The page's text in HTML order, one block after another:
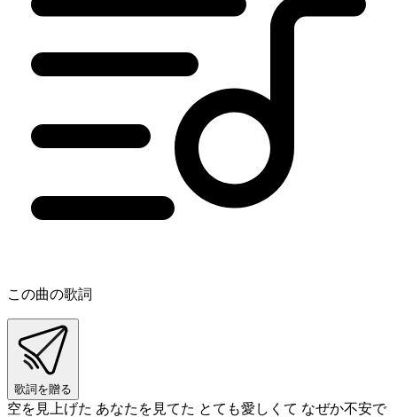
この曲の歌詞
歌詞を贈る
空を見上げた あなたを見てた とても愛しくて なぜか不安で